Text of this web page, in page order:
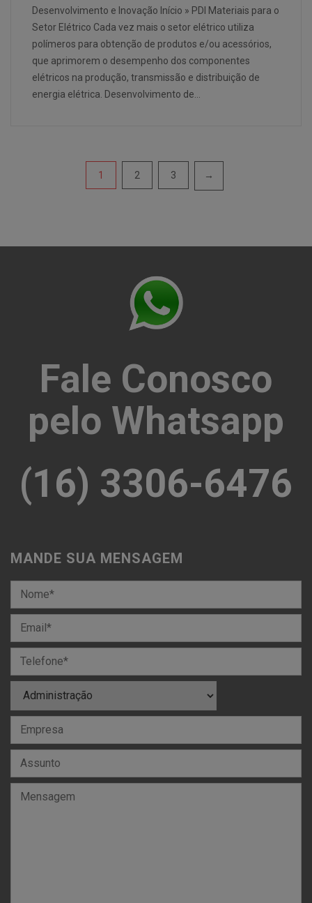
Desenvolvimento e Inovação Início » PDI Materiais para o
Setor Elétrico Cada vez mais o setor elétrico utiliza
polímeros para obtenção de produtos e/ou acessórios,
que aprimorem o desempenho dos componentes
elétricos na produção, transmissão e distribuição de
energia elétrica. Desenvolvimento de…
1 2 3 →
Fale Conosco
pelo Whatsapp
(16) 3306-6476
MANDE SUA MENSAGEM